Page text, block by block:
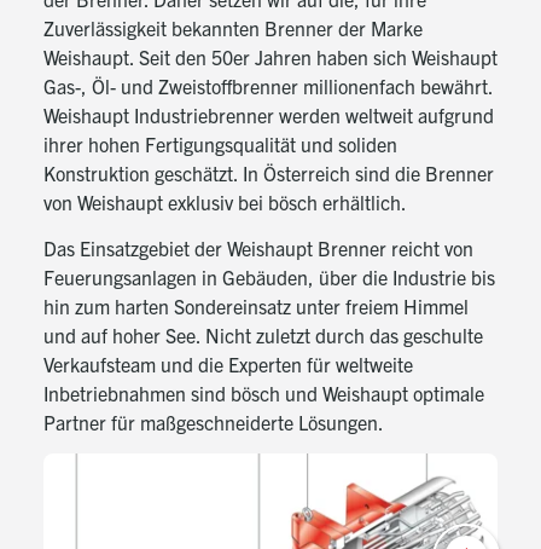
Zuverlässigkeit bekannten Brenner der Marke
Weishaupt. Seit den 50er Jahren haben sich Weishaupt
Gas-, Öl- und Zweistoffbrenner millionenfach bewährt.
Weishaupt Industriebrenner werden weltweit aufgrund
ihrer hohen Fertigungsqualität und soliden
Konstruktion geschätzt. In Österreich sind die Brenner
von Weishaupt exklusiv bei bösch erhältlich.
Das Einsatzgebiet der Weishaupt Brenner reicht von
Feuerungsanlagen in Gebäuden, über die Industrie bis
hin zum harten Sondereinsatz unter freiem Himmel
und auf hoher See. Nicht zuletzt durch das geschulte
Verkaufsteam und die Experten für weltweite
Inbetriebnahmen sind bösch und Weishaupt optimale
Partner für maßgeschneiderte Lösungen.